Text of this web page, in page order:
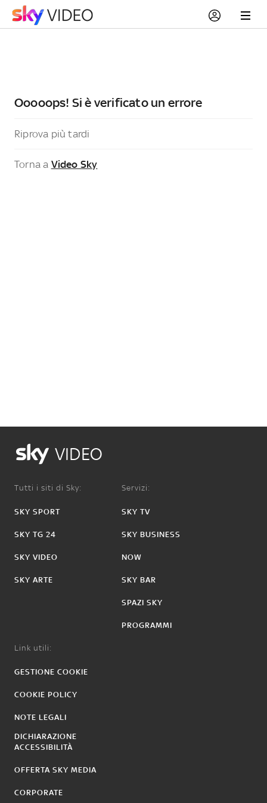
Ooooops! Si è verificato un errore
Riprova più tardi
Torna a Video Sky
VIDEO
Tutti i siti di Sky:
SKY SPORT
SKY TG 24
SKY VIDEO
SKY ARTE
Servizi:
SKY TV
SKY BUSINESS
NOW
SKY BAR
SPAZI SKY
PROGRAMMI
Link utili:
GESTIONE COOKIE
COOKIE POLICY
NOTE LEGALI
DICHIARAZIONE
ACCESSIBILITÀ
OFFERTA SKY MEDIA
CORPORATE